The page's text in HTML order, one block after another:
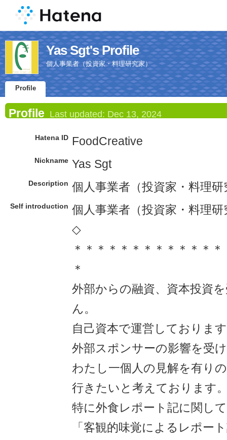
Yas Sgt's Profile
個人事業者（投資家・料理研究家）
Profile
Profile Last updated: Dec 13, 2024
Hatena ID FoodCreative
Nickname Yas Sgt
Description 個人事業者（投資家・料理研
Self introduction 個人事業者（投資家・料理研
◇
＊＊＊＊＊＊＊＊＊＊＊＊
＊
外部からの融資、資本投資
ん。
自己資本で運営しておりま
外部スポンサーの影響を受
わたし一個人の見解を有り
行きたいと考えております
特に外食レポート記に関し
「客観的味覚によるレポー